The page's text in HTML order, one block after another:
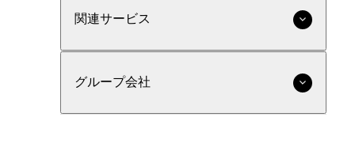
関連サービス
グループ会社